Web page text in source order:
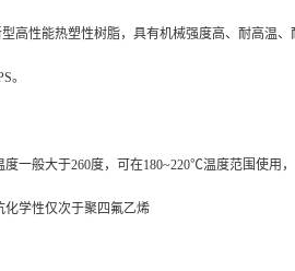
高性能热塑性树脂，具有机械强度高、耐高温
。
一般大于260度，可在180~220℃温度范围使用
学性仅次于聚四氟乙烯